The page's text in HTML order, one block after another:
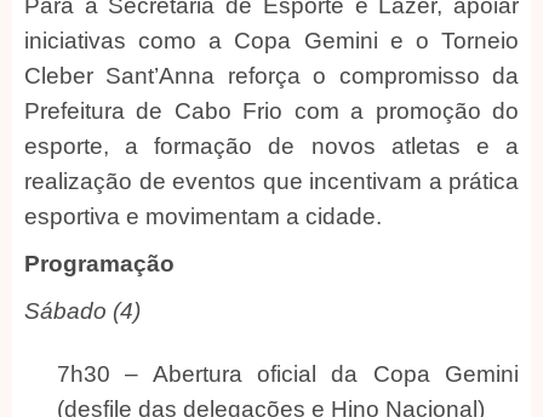
Para a Secretaria de Esporte e Lazer, apoiar
iniciativas como a Copa Gemini e o Torneio
Cleber Sant’Anna reforça o compromisso da
Prefeitura de Cabo Frio com a promoção do
esporte, a formação de novos atletas e a
realização de eventos que incentivam a prática
esportiva e movimentam a cidade.
Programação
Sábado (4)
7h30 – Abertura oficial da Copa Gemini
(desfile das delegações e Hino Nacional)